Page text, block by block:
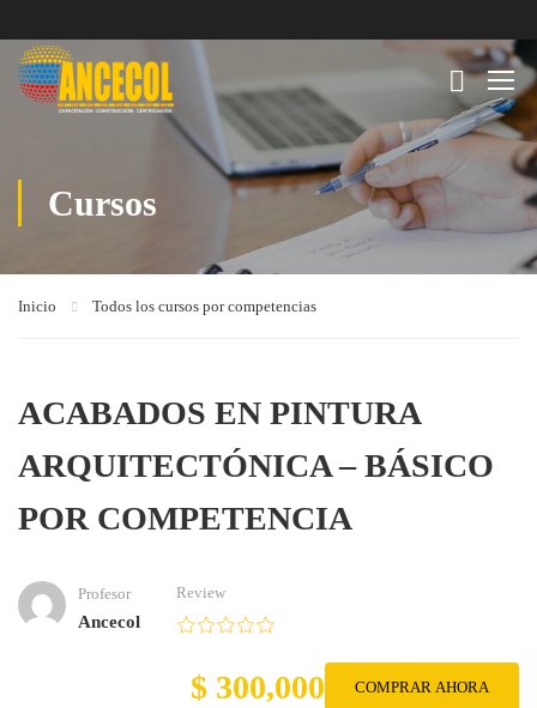
Cursos
Inicio Todos los cursos por competencias
ACABADOS EN PINTURA
ARQUITECTÓNICA – BÁSICO
POR COMPETENCIA
Profesor
Ancecol
Review
$ 300,000 COMPRAR AHORA